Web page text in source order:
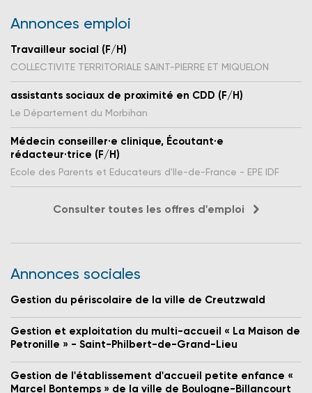
Annonces emploi
Travailleur social (F/H)
COLLECTIVITE TERRITORIALE SAINT-PIERRE ET MIQUELON
assistants sociaux de proximité en CDD (F/H)
Le Département du Morbihan
Médecin conseiller·e clinique, Écoutant·e
rédacteur·trice (F/H)
Ecole des Parents et Educateurs d'Ile-de-France - EPE IDF
Consulter toutes les offres d'emploi
Annonces sociales
Gestion du périscolaire de la ville de Creutzwald
Gestion et exploitation du multi-accueil « La Maison de
Petronille » - Saint-Philbert-de-Grand-Lieu
Gestion de l'établissement d'accueil petite enfance «
Marcel Bontemps » de la ville de Boulogne-Billancourt